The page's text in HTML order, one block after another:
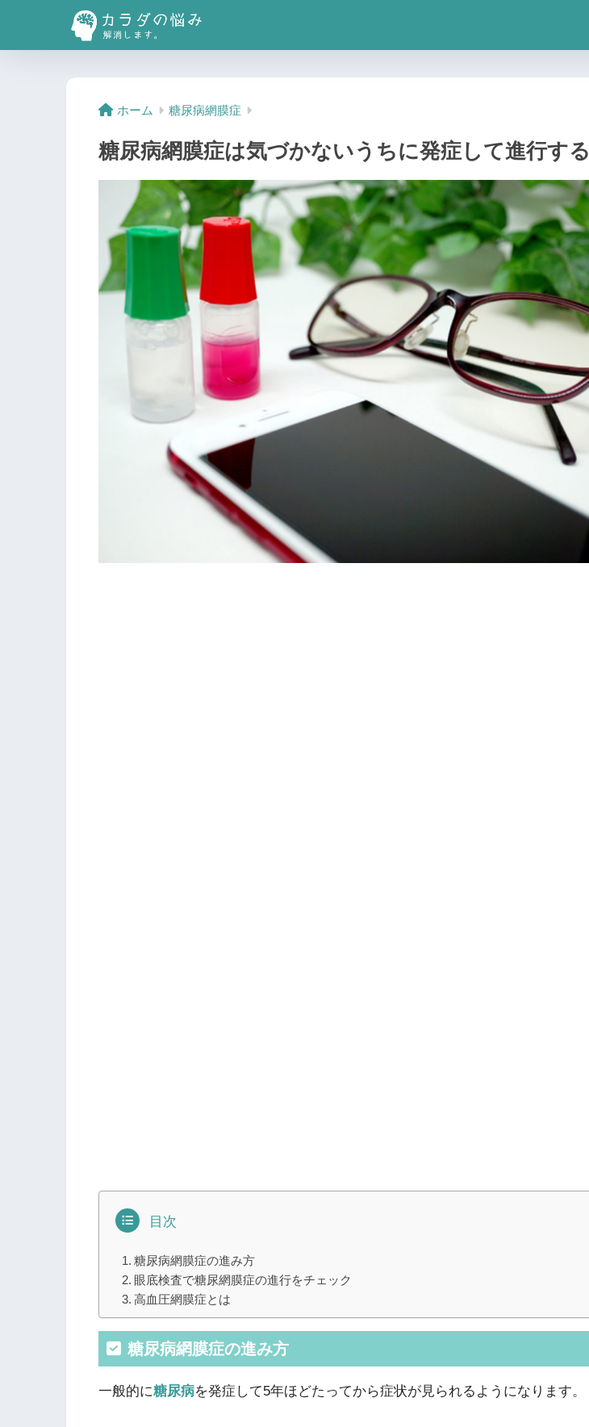
ホーム 糖尿病網膜症
糖尿病網膜症は気づかないうちに発症して進行する
目次
糖尿病網膜症の進み方
眼底検査で糖尿網膜症の進行をチェック
高血圧網膜症とは
糖尿病網膜症の進み方
一般的に糖尿病を発症して5年ほどたってから症状が見られるようになります。